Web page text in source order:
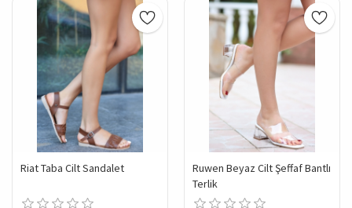
Riat Taba Cilt Sandalet
Ruwen Beyaz Cilt Şeffaf Bantlı
Terlik